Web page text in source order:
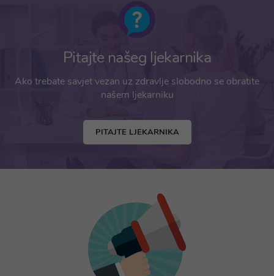
Pitajte našeg ljekarnika
Ako trebate savjet vezan uz zdravlje slobodno se obratite
našem ljekarniku
PITAJTE LJEKARNIKA